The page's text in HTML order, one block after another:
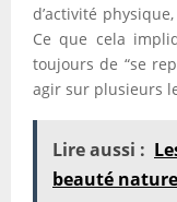
d’activité
Ce que cela
toujours de “se
agir sur plusieurs
Lire aussi :
beauté